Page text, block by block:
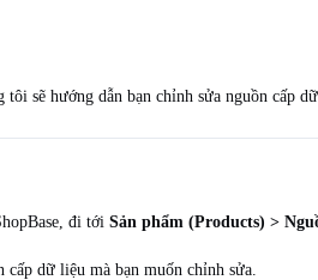
sẽ hướng dẫn bạn chỉnh sửa nguồn cấp
đi tới Sản phẩm (Products) >
cấp dữ liệu mà bạn muốn chỉnh sửa.